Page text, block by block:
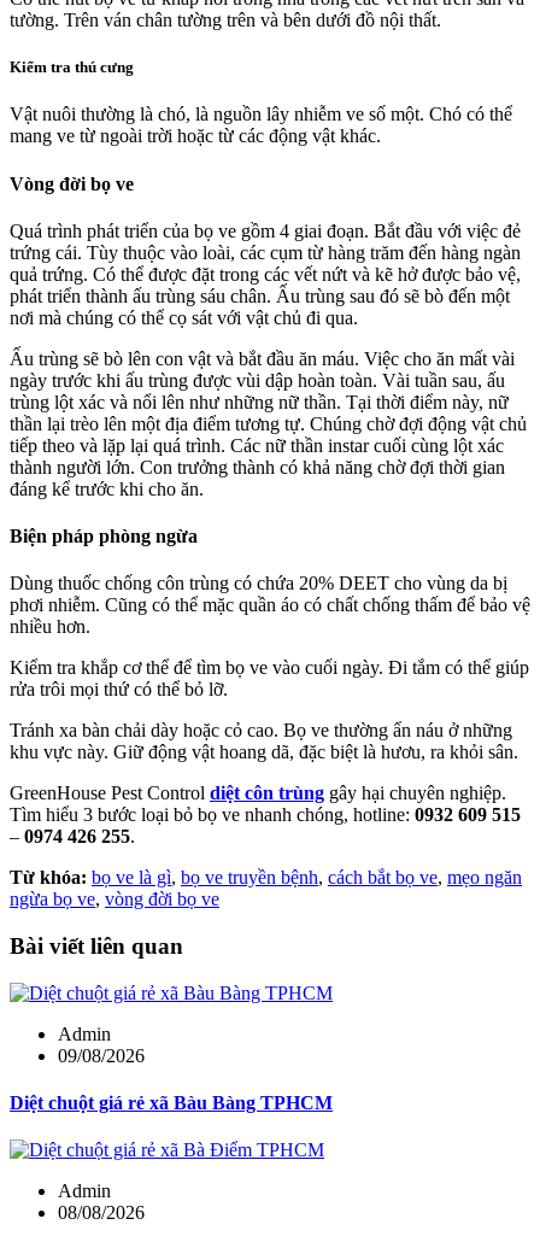
tường. Trên ván chân tường trên và bên dưới đồ nội thất.
Kiểm tra thú cưng
Vật nuôi thường là chó, là nguồn lây nhiễm ve số một. Chó có thể
mang ve từ ngoài trời hoặc từ các động vật khác.
Vòng đời bọ ve
Quá trình phát triển của bọ ve gồm 4 giai đoạn. Bắt đầu với việc đẻ
trứng cái. Tùy thuộc vào loài, các cụm từ hàng trăm đến hàng ngàn
quả trứng. Có thể được đặt trong các vết nứt và kẽ hở được bảo vệ,
phát triển thành ấu trùng sáu chân. Ấu trùng sau đó sẽ bò đến một
nơi mà chúng có thể cọ sát với vật chủ đi qua.
Ấu trùng sẽ bò lên con vật và bắt đầu ăn máu. Việc cho ăn mất vài
ngày trước khi ấu trùng được vùi dập hoàn toàn. Vài tuần sau, ấu
trùng lột xác và nổi lên như những nữ thần. Tại thời điểm này, nữ
thần lại trèo lên một địa điểm tương tự. Chúng chờ đợi động vật chủ
tiếp theo và lặp lại quá trình. Các nữ thần instar cuối cùng lột xác
thành người lớn. Con trưởng thành có khả năng chờ đợi thời gian
đáng kể trước khi cho ăn.
Biện pháp phòng ngừa
Dùng thuốc chống côn trùng có chứa 20% DEET cho vùng da bị
phơi nhiễm. Cũng có thể mặc quần áo có chất chống thấm để bảo vệ
nhiều hơn.
Kiểm tra khắp cơ thể để tìm bọ ve vào cuối ngày. Đi tắm có thể giúp
rửa trôi mọi thứ có thể bỏ lỡ.
Tránh xa bàn chải dày hoặc cỏ cao. Bọ ve thường ẩn náu ở những
khu vực này. Giữ động vật hoang dã, đặc biệt là hươu, ra khỏi sân.
GreenHouse Pest Control diệt côn trùng gây hại chuyên nghiệp.
Tìm hiểu 3 bước loại bỏ bọ ve nhanh chóng, hotline: 0932 609 515
– 0974 426 255.
Từ khóa: bọ ve là gì, bọ ve truyền bệnh, cách bắt bọ ve, mẹo ngăn
ngừa bọ ve, vòng đời bọ ve
Bài viết liên quan
Admin
09/08/2026
Diệt chuột giá rẻ xã Bàu Bàng TPHCM
Admin
08/08/2026